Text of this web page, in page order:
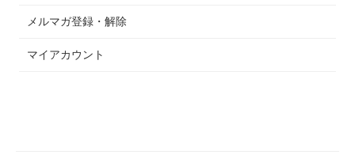
メルマガ登録・解除
マイアカウント